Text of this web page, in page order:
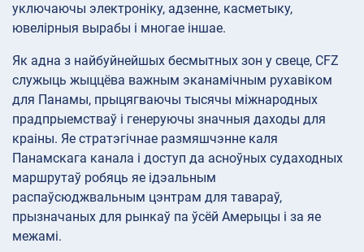
уключаючы электроніку, адзенне, касметыку,
ювелірныя вырабы і многае іншае.
Як адна з найбуйнейшых бесмытных зон у свеце, CFZ
служыць жыццёва важным эканамічным рухавіком
для Панамы, прыцягваючы тысячы міжнародных
прадпрыемстваў і генеруючы значныя даходы для
краіны. Яе стратэгічнае размяшчэнне каля
Панамскага канала і доступ да асноўных судаходных
маршрутаў робяць яе ідэальным
распаўсюджвальным цэнтрам для тавараў,
прызначаных для рынкаў па ўсёй Амерыцы і за яе
межамі.